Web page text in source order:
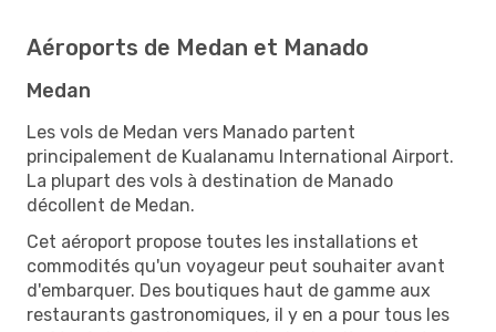
Aéroports de Medan et Manado
Medan
Les vols de Medan vers Manado partent
principalement de Kualanamu International Airport.
La plupart des vols à destination de Manado
décollent de Medan.
Cet aéroport propose toutes les installations et
commodités qu'un voyageur peut souhaiter avant
d'embarquer. Des boutiques haut de gamme aux
restaurants gastronomiques, il y en a pour tous les